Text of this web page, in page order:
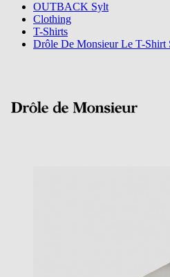
OUTBACK Sylt
Clothing
T-Shirts
Drôle De Monsieur Le T-Shirt